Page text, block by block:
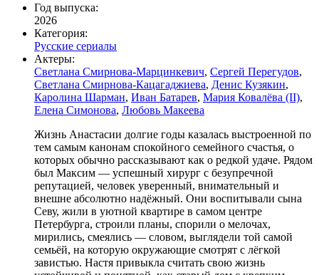
Год выпуска:
2026
Категория:
Русские сериалы
Актеры:
Светлана Смирнова-Марцинкевич, Сергей Перегудов,
Светлана Смирнова-Кацагаджиева, Денис Кузякин,
Каролина Шарман, Иван Батарев, Мария Ковалёва (II),
Елена Симонова, Любовь Макеева
Жизнь Анастасии долгие годы казалась выстроенной по
тем самым канонам спокойного семейного счастья, о
которых обычно рассказывают как о редкой удаче. Рядом
был Максим — успешный хирург с безупречной
репутацией, человек уверенный, внимательный и
внешне абсолютно надёжный. Они воспитывали сына
Севу, жили в уютной квартире в самом центре
Петербурга, строили планы, спорили о мелочах,
мирились, смеялись — словом, выглядели той самой
семьёй, на которую окружающие смотрят с лёгкой
завистью. Настя привыкла считать свою жизнь